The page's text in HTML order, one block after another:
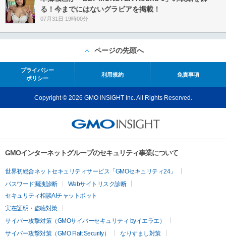
る！今までにはないグラビアを掲載！
07月31日 19時00分
ページの先頭へ
プライバシー
ポリシー
利用規約 免責事項
Copyright © 2026 GMO INSIGHT Inc. All Rights Reserved.
GMOインターネットグループのセキュリティ事業について
世界初総合ネットセキュリティサービス「GMOセキュリティ24」
パスワード漏洩診断
Webサイトリスク診断
セキュリティ相談AIチャットボット
実在証明・盗聴対策
サイバー攻撃対策（GMOサイバーセキュリティ byイエラエ）
サイバー攻撃対策（GMO Flatt Security）
なりすまし対策